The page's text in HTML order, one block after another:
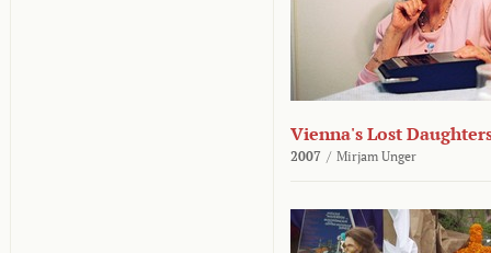
Vienna's Lost
2007 / Mirjam Unger